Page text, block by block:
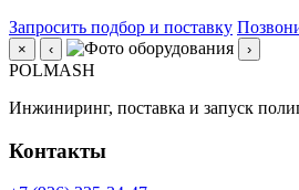
Запросить подбор и поставку
× ‹ ›
POLMASH
Инжиниринг, поставка и запуск
Контакты